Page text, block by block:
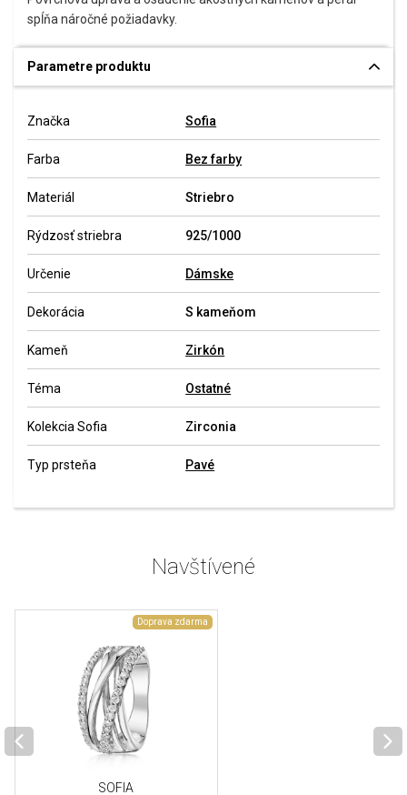
spĺňa náročné požiadavky.
Parametre produktu
Značka Sofia
Farba Bez farby
Materiál Striebro
Rýdzosť striebra 925/1000
Určenie Dámske
Dekorácia S kameňom
Kameň Zirkón
Téma Ostatné
Kolekcia Sofia Zirconia
Typ prsteňa Pavé
Navštívené
Doprava zdarma
SOFIA